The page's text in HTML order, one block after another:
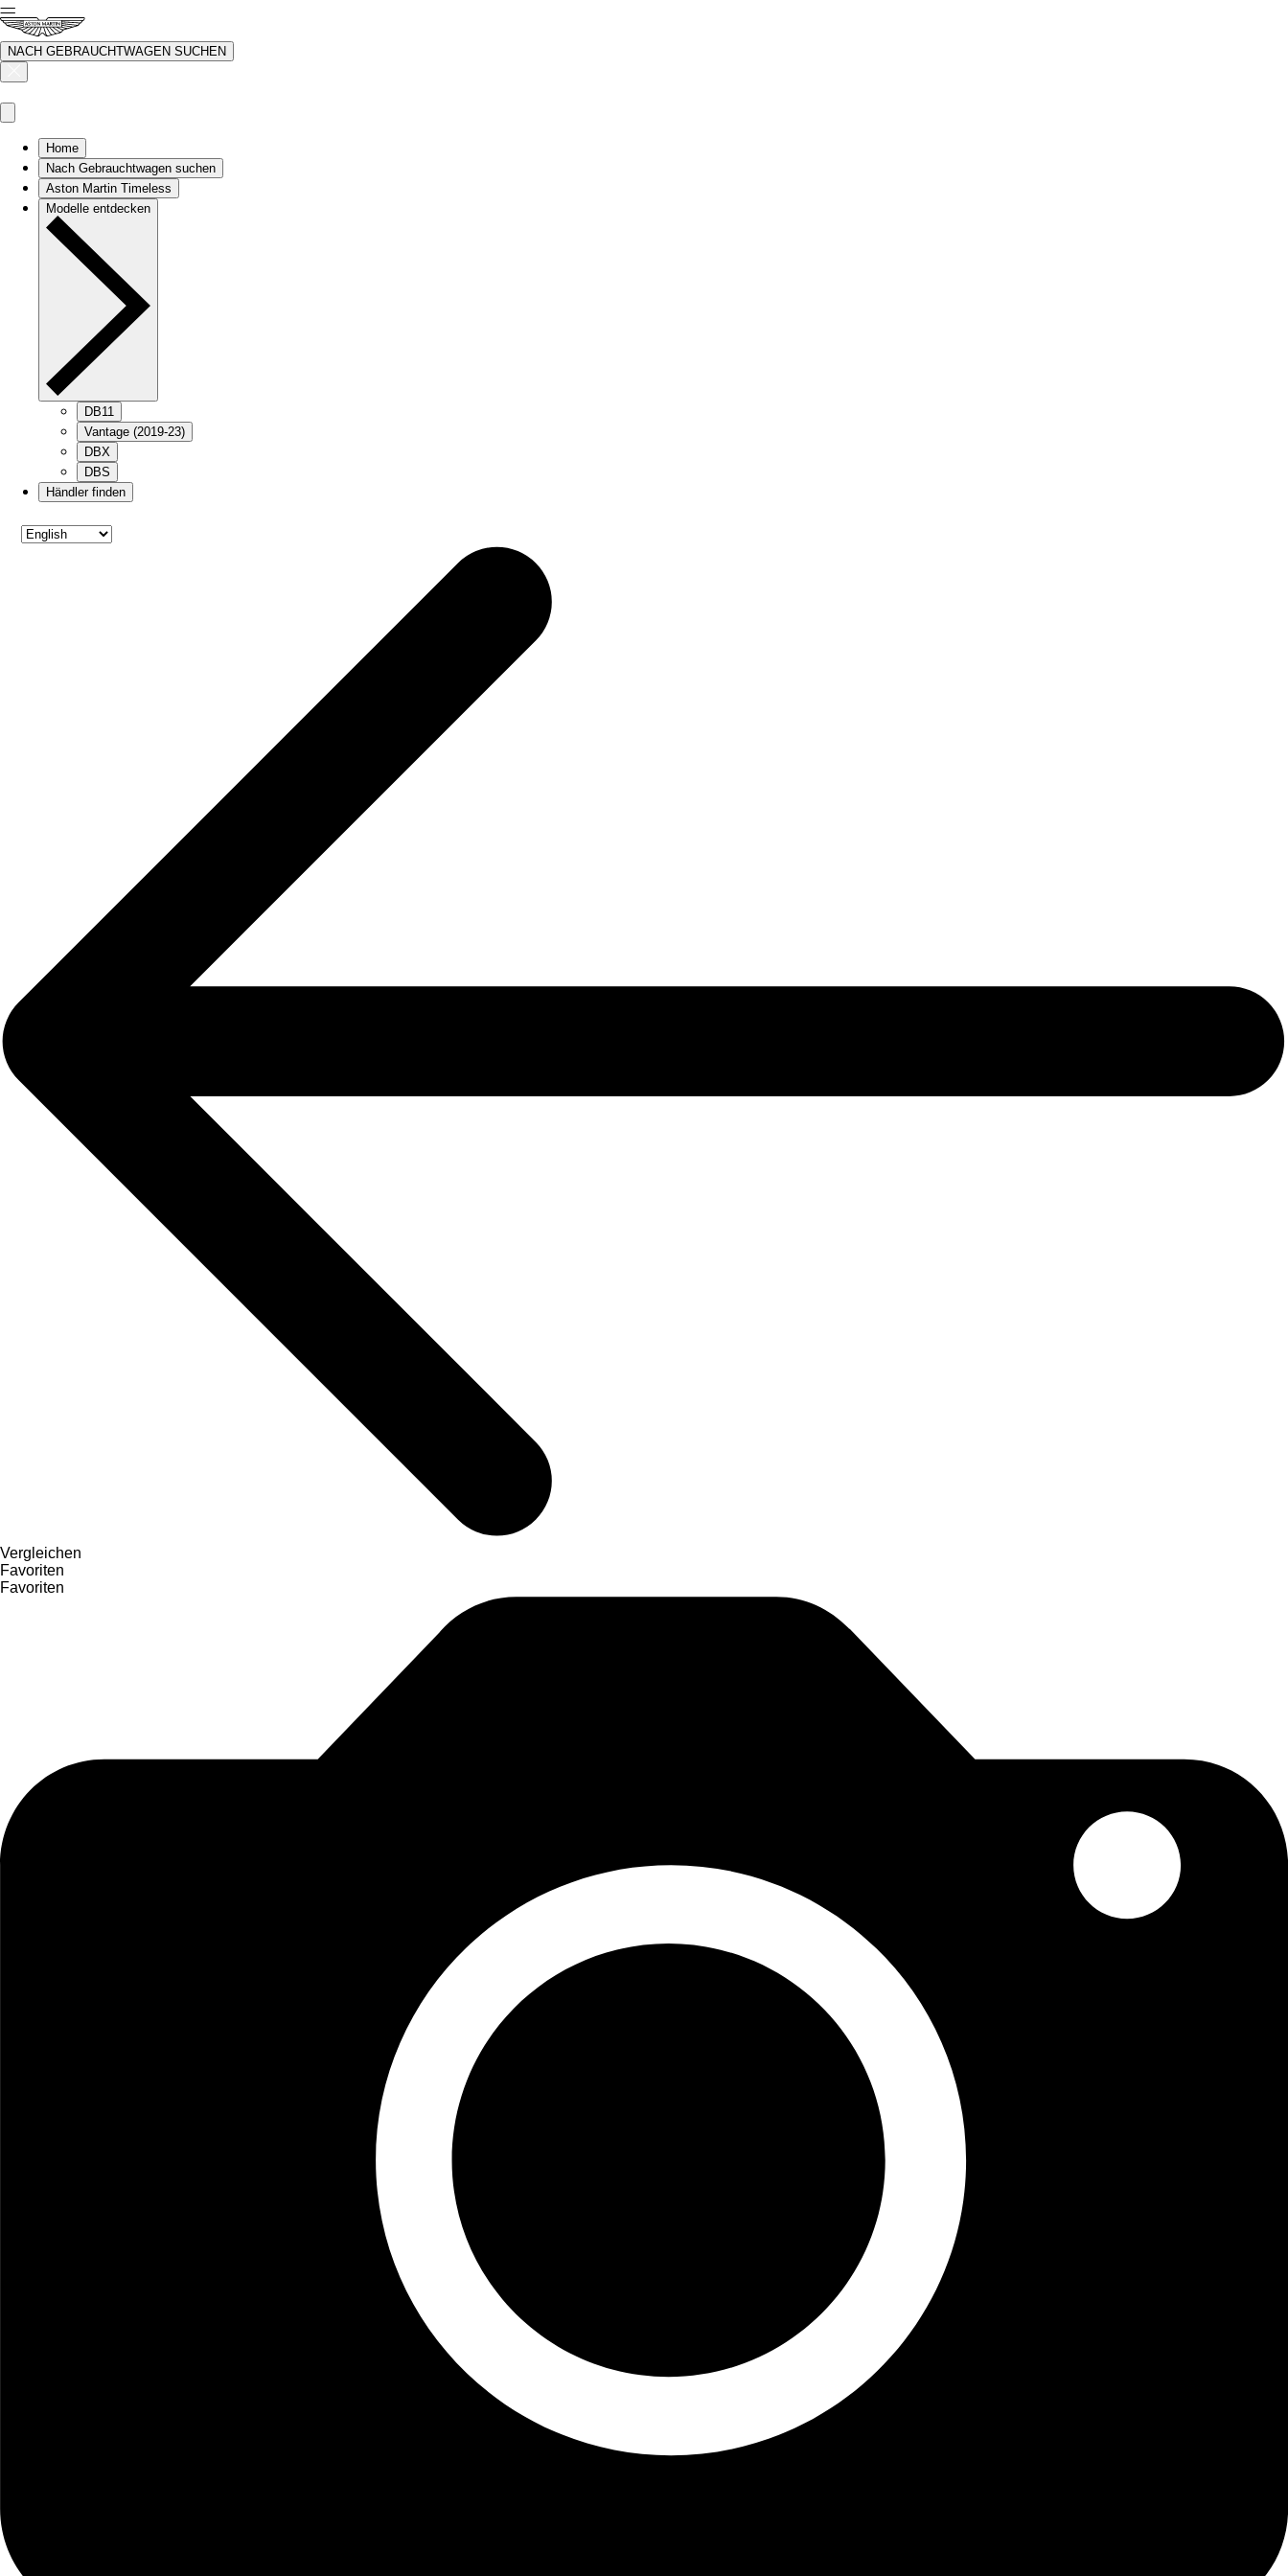
NACH GEBRAUCHTWAGEN SUCHEN
Home
Nach Gebrauchtwagen suchen
Aston Martin Timeless
Modelle entdecken
DB11
Vantage (2019-23)
DBX
DBS
Händler finden
Vergleichen
Favoriten
Favoriten